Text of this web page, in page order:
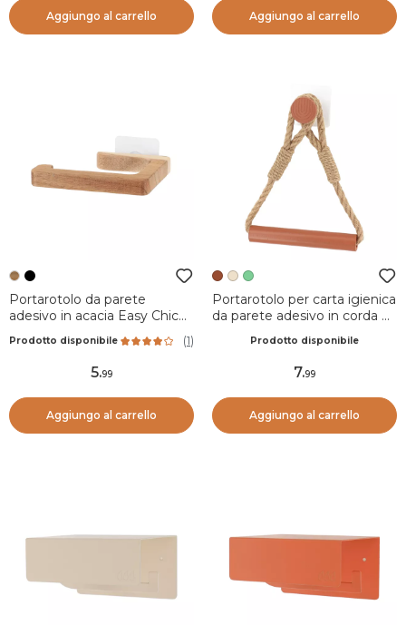
Aggiungo al carrello Aggiungo al carrello
Portarotolo da parete
adesivo in acacia Easy Chic
Prodotto disponibile (1)
5.99
Aggiungo al carrello
Portarotolo per carta igienica
da parete adesivo in corda e
Prodotto disponibile
7.99
Aggiungo al carrello